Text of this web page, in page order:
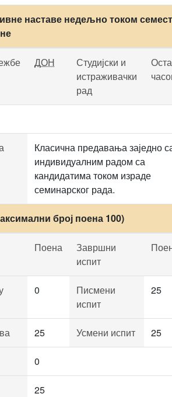
наставе недељно током
ДОН
Студијски и
истраживачки
рад
Класична предавања заједно
индивидуалним радом са
кандидатима током израде
семинарског рада.
број поена 100)
Поена
Завршни
испит
0
Писмени
испит
25
25 Усмени испит 25
0
25